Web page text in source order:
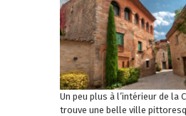
Un peu plus à l’intérieur de la
trouve une belle ville